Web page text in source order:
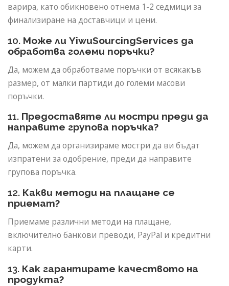
варира, като обикновено отнема 1-2 седмици за
финализиране на доставчици и цени.
10. Може ли YiwuSourcingServices да
обработва големи поръчки?
Да, можем да обработваме поръчки от всякакъв
размер, от малки партиди до големи масови
поръчки.
11. Предоставяте ли мостри преди да
направите групова поръчка?
Да, можем да организираме мостри да ви бъдат
изпратени за одобрение, преди да направите
групова поръчка.
12. Какви методи на плащане се
приемат?
Приемаме различни методи на плащане,
включително банкови преводи, PayPal и кредитни
карти.
13. Как гарантирате качеството на
продукта?